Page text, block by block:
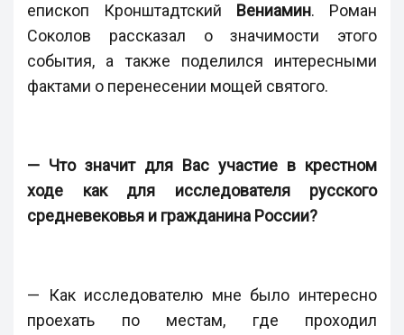
епископ Кронштадтский Вениамин. Роман
Соколов рассказал о значимости этого
события, а также поделился интересными
фактами о перенесении мощей святого.
— Что значит для Вас участие в крестном
ходе как для исследователя русского
средневековья и гражданина России?
— Как исследователю мне было интересно
проехать по местам, где проходил